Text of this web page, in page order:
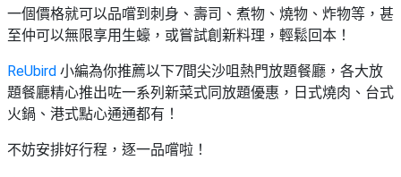
特
蛋
糕
束
Party
友
聚
會
慶
動
攻
活
攻
會
計
相
好
處
#
食
一個價格就可以品嚐到刺身、壽司、煮物、燒物、炸物等， 甚
至仲可以無限享用生蠔，或嘗試創新料理，輕鬆回本！
ReUbird 小編為你推薦以下7間尖沙咀熱門放題餐廳，各大放
題餐廳精心推出咗一系列新菜式同放題優惠，日式燒肉、台式
火鍋、港式點心通通都有！
不妨安排好行程，逐一品嚐啦！